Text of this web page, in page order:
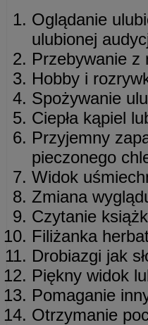
Oglądanie
ulubionej
Przebywanie z
Hobby i
Spożywanie
Ciepła kąpiel
Przyjemny
pieczonego
Widok
Zmiana
Czytanie
Filiżanka
Drobiazgi jak
Piękny widok
Pomaganie
Otrzymanie